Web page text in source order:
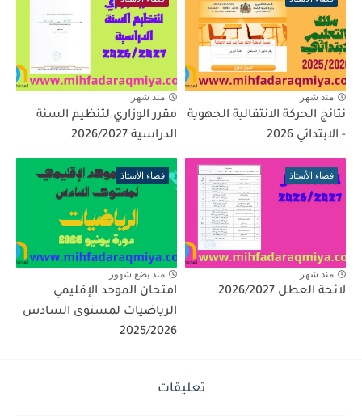
منذ شهر
نتائج الحركة الانتقالية الجهوية
- الابتدائي 2026
منذ شهر
مقرر الوزاري لتنظيم السنة
الدراسية 2026/2027
فضاء الأستاذ
منذ شهر
لائحة العطل 2026/2027
فضاء الأستاذ
منذ بضع شهور
امتحان الموحد الإقليمي
الرياضيات لمستوى السادس
2025/2026
تعليقات